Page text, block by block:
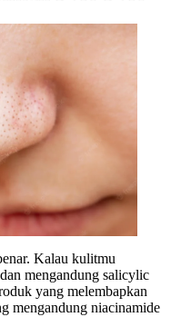
Kalau kulitmu
mengandung salicylic
yang melembapkan
mengandung niacinamide